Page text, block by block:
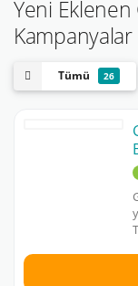
Yeni
Kampanyalar
Tümü 26